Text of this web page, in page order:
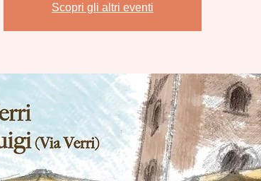
Scopri gli altri eventi